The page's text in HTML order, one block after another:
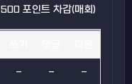
500 포인트 차감(매회)
- - -